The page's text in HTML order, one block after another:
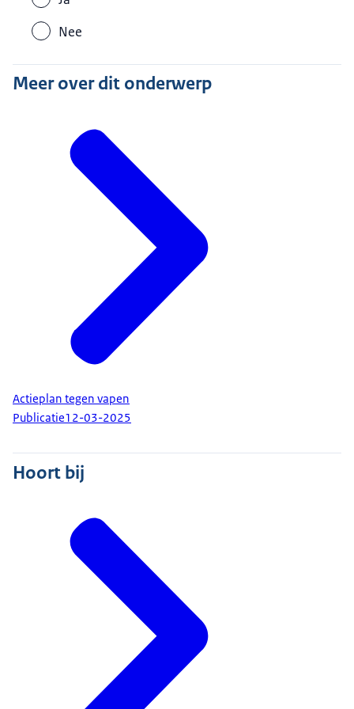
die al vapen, helpen om daarmee te stoppen."
"Om even te schetsen hoe groot het probleem is,
een paar cijfers: Bijna 1 op de 4 jongeren tussen de
nog 14 jongeren in het ziekenhuis doordat ze
hadden gevapet. Sommigen met een klaplong,
anderen met ernstige longbloedingen. Dat zijn
échte en ernstige gevolgen. En dan heb ik het nog
niet eens over de grote hoeveelheid nicotine die je
met vapen binnenkrijgt."
"Na heroïne en crack, is nicotine zelfs de meest
verslavende drug die er bestaat. Dat betekent dat
het extreem moeilijk is om ermee te stoppen. En
intussen tast het wel je brein aan, het beïnvloedt je
concentratie en je stemming. En het ernstige is:
bijna 40 procent van de jongeren die maandelijks
vape zit. En tweederde voelt zich niet verslaafd,
terwijl ze dat wel zijn. Want dat rotgevoel dat je
weggenomen door de volgende vape. Nee, het is
"De vape-industrie is slim. Ze verzinnen steeds
nieuwe producten om jou te verleiden. Ze maken
vapes met smaakjes, met felle kleuren en een
vrolijk design. En vapes worden verkocht waar dat
niet mag. Want hoe verslaafder jij bent, hoe meer
geld zij verdienen."
"Met het Actieplan tegen vapen gaan we jongeren
beter beschermen. Er gaat bijvoorbeeld meer geld
naar handhaving op illegale handel. En de boetes
Nee
Meer over dit onderwerp
Actieplan tegen vapen
Publicatie12-03-2025
Hoort bij